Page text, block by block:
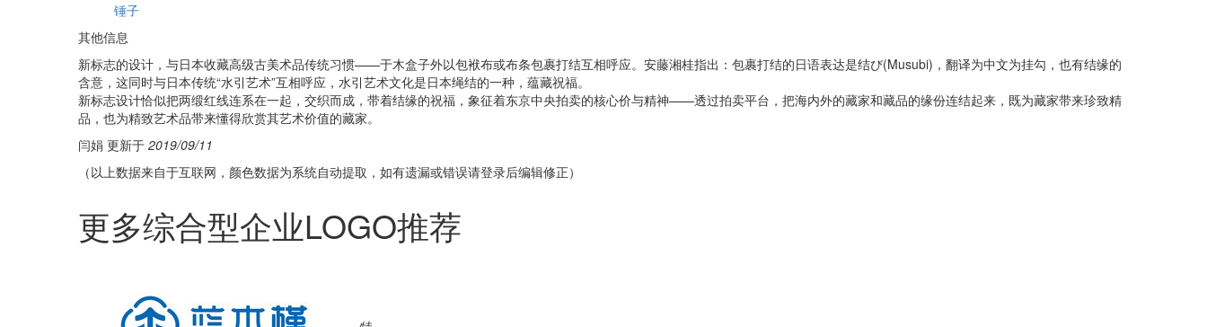
锤子
其他信息
新标志的设计，与日本收藏高级古美术品传统习惯——于木盒子外以包袱布或布条包裹打结互相呼应。安藤湘桂指出：包裹打结的日语表达是结び(Musubi)，翻译为中文为挂勾，也有结缘的
含意，这同时与日本传统“水引艺术”互相呼应，水引艺术文化是日本绳结的一种，蕴藏祝福。
新标志设计恰似把两缎红线连系在一起，交织而成，带着结缘的祝福，象征着东京中央拍卖的核心价与精神——透过拍卖平台，把海内外的藏家和藏品的缘份连结起来，既为藏家带来珍致精
品，也为精致艺术品带来懂得欣赏其艺术价值的藏家。
闫娟 更新于 2019/09/11
（以上数据来自于互联网，颜色数据为系统自动提取，如有遗漏或错误请登录后编辑修正）
更多综合型企业LOGO推荐